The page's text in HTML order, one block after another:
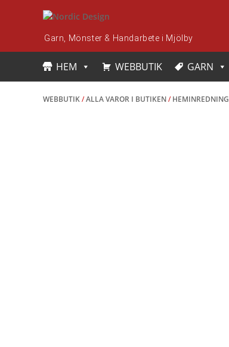
Garn, Mönster & Handarbete i Mjölby
HEM WEBBUTIK GARN
WEBBUTIK/ALLA VAROR I BUTIKEN/HEMINREDNING